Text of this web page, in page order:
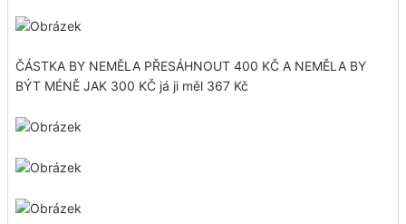
ČÁSTKA BY NEMĚLA PŘESÁHNOUT 400 KČ A NEMĚLA BY
BÝT MÉNĚ JAK 300 KČ já ji měl 367 Kč